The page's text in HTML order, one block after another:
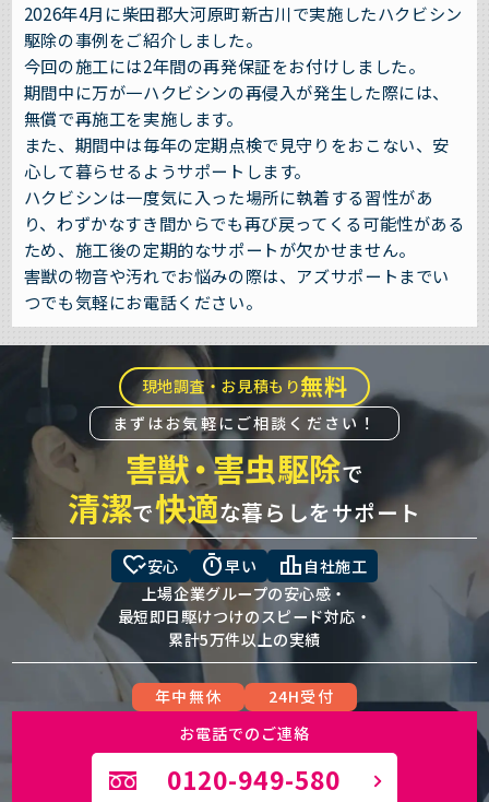
2026年4月に柴田郡大河原町新古川で実施したハクビシン
駆除の事例をご紹介しました。
今回の施工には2年間の再発保証をお付けしました。
期間中に万が一ハクビシンの再侵入が発生した際には、
無償で再施工を実施します。
また、期間中は毎年の定期点検で見守りをおこない、安
心して暮らせるようサポートします。
ハクビシンは一度気に入った場所に執着する習性があ
り、わずかなすき間からでも再び戻ってくる可能性がある
ため、施工後の定期的なサポートが欠かせません。
害獣の物音や汚れでお悩みの際は、アズサポートまでい
つでも気軽にお電話ください。
現地調査・お見積もり無料
まずはお気軽にご相談ください！
害獣・害虫駆除で
清潔で快適な暮らしをサポート
heart_check安心 timer早い leaderboard 自社施工
上場企業グループの安心感・
最短即日駆けつけのスピード対応・
累計5万件以上の実績
年中無休
24H受付
お電話でのご連絡
0120-949-580